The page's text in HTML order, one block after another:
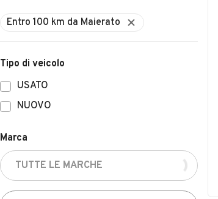
Entro 100 km da Maierato
Tipo di veicolo
USATO
NUOVO
Marca